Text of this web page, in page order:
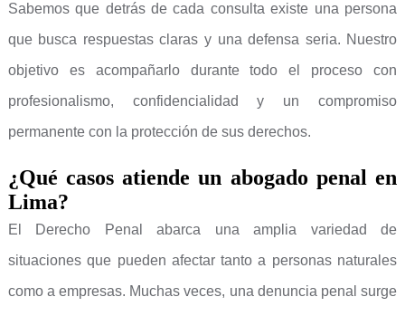
Sabemos que detrás de cada consulta existe una persona
que busca respuestas claras y una defensa seria. Nuestro
objetivo es acompañarlo durante todo el proceso con
profesionalismo, confidencialidad y un compromiso
permanente con la protección de sus derechos.
¿Qué casos atiende un abogado penal en
Lima?
El Derecho Penal abarca una amplia variedad de
situaciones que pueden afectar tanto a personas naturales
como a empresas. Muchas veces, una denuncia penal surge